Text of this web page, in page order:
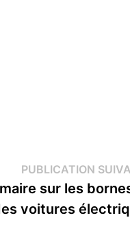
PUBLICATION
sur les
voitures